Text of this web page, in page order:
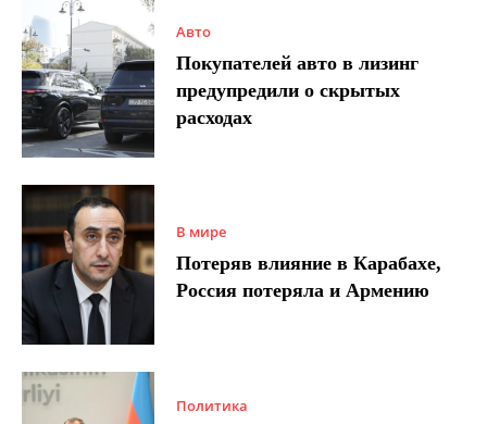
Авто
Покупателей авто в лизинг
предупредили о скрытых
расходах
В мире
Потеряв влияние в Карабахе,
Россия потеряла и Армению
Политика